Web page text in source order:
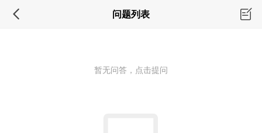
问题列表
暂无问答，点击提问